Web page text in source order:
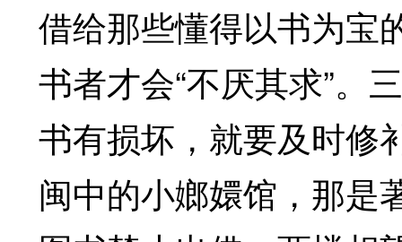
借给那些懂得以书为宝
书者才会“不厌其求”。
书有损坏，就要及时修
闽中的小嫏嬛馆，那是